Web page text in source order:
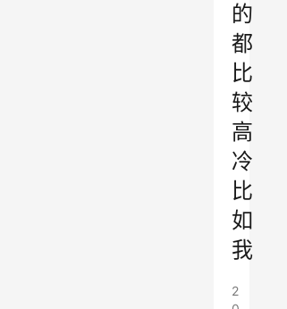
的
都
比
较
高
冷
比
如
我
2